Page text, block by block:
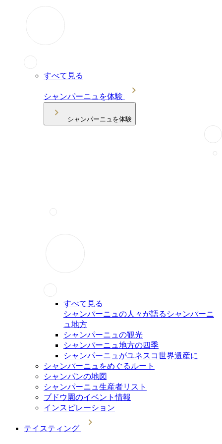
すべて見る
シャンパーニュを体験
シャンパーニュを体験
すべて見る
シャンパーニュの人々が語るシャンパーニ
ュ地方
シャンパーニュの観光
シャンパーニュ地方の四季
シャンパーニュがユネスコ世界遺産に
シャンパーニュをめぐるルート
シャンパンの地図
シャンパーニュ生産者リスト
ブドウ園のイベント情報
インスピレーション
テイスティング